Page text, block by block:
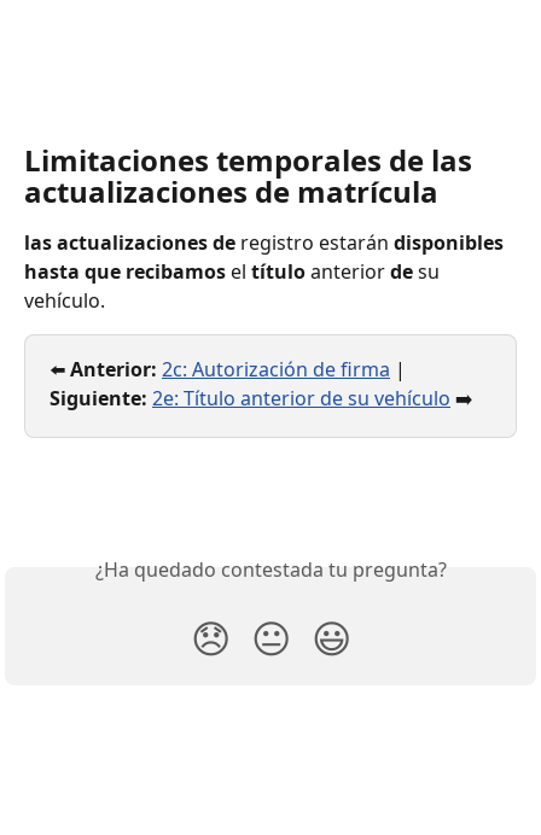
Limitaciones temporales de las
actualizaciones de matrícula
las actualizaciones de registro estarán disponibles
hasta que recibamos el título anterior de su
vehículo.
⬅️ Anterior: 2c: Autorización de firma |
Siguiente: 2e: Título anterior de su vehículo ➡️
¿Ha quedado contestada tu pregunta?
😞 😐 😃